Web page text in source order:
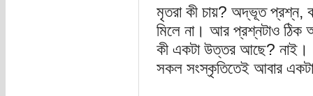
মৃতরা কী চায়? অদ্ভূত প্রশ্ন,
মিলে না। আর প্রশ্নটাও ঠিক
কী একটা উত্তর আছে? নাই।
সকল সংস্কৃতিতেই আবার